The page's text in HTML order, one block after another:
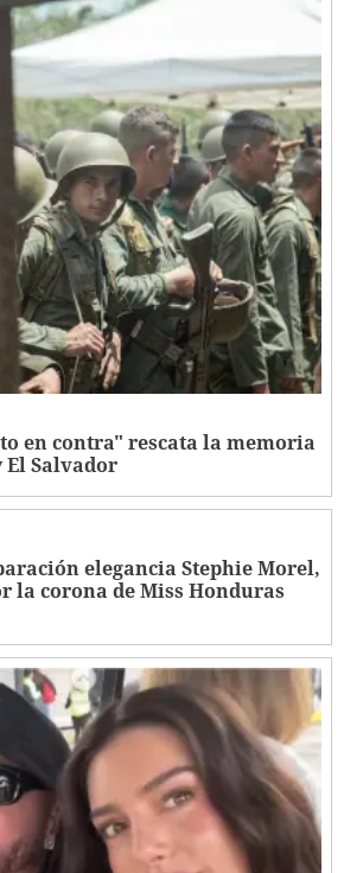
en contra" rescata la memoria
El Salvador
elegancia Stephie Morel,
la corona de Miss Honduras